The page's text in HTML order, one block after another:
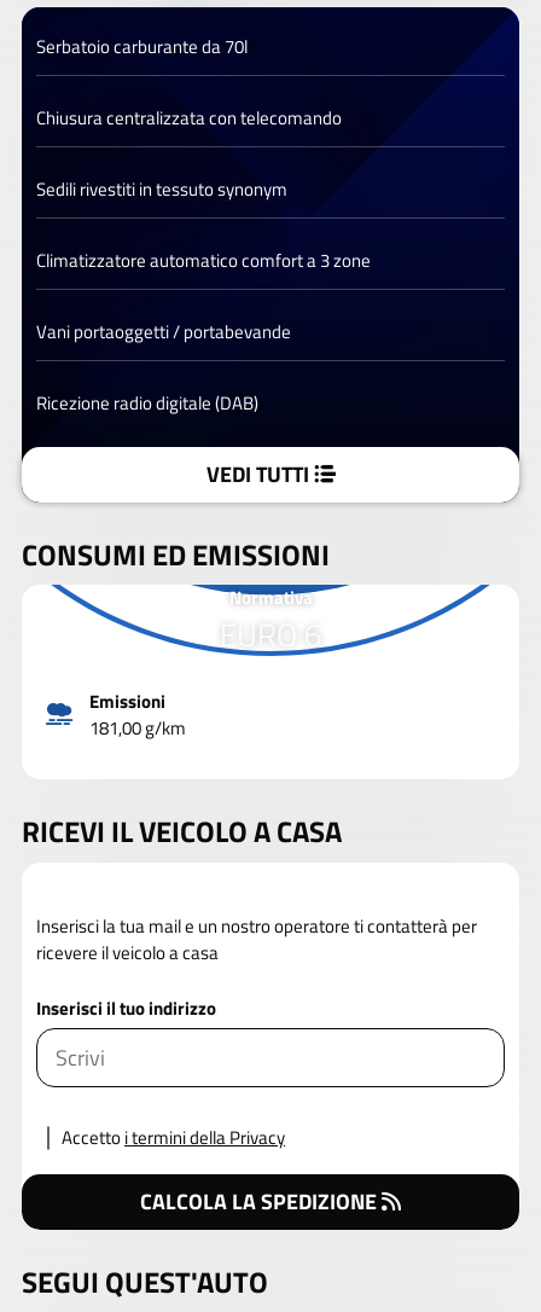
Serbatoio carburante da 70l
Chiusura centralizzata con telecomando
Sedili rivestiti in tessuto synonym
Climatizzatore automatico comfort a 3 zone
Vani portaoggetti / portabevande
Ricezione radio digitale (DAB)
VEDI TUTTI
CONSUMI ED EMISSIONI
Normativa
EURO 6
Emissioni
181,00 g/km
RICEVI IL VEICOLO A CASA
Inserisci la tua mail e un nostro operatore ti contatterà per
ricevere il veicolo a casa
Inserisci il tuo indirizzo
Accettoi termini della Privacy
CALCOLA LA SPEDIZIONE
SEGUI QUEST'AUTO